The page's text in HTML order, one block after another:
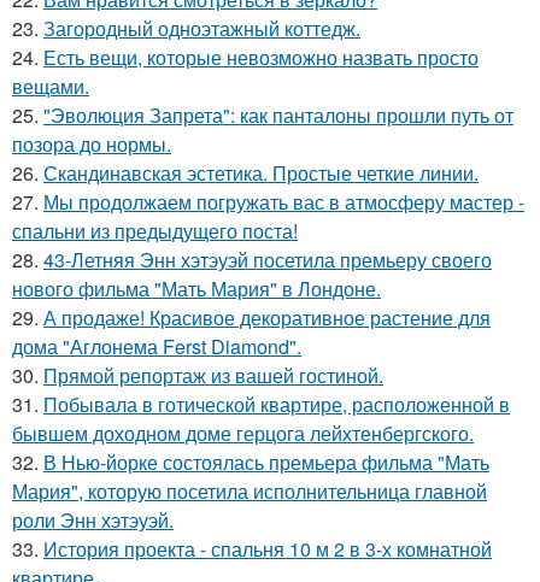
23. Загородный одноэтажный коттедж.
24. Есть вещи, которые невозможно назвать просто
вещами.
25. "Эволюция Запрета": как панталоны прошли путь от
позора до нормы.
26. Скандинавская эстетика. Простые четкие линии.
27. Мы продолжаем погружать вас в атмосферу мастер -
спальни из предыдущего поста!
28. 43-Летняя Энн хэтэуэй посетила премьеру своего
нового фильма "Мать Мария" в Лондоне.
29. А продаже! Красивое декоративное растение для
дома "Аглонема Ferst Diamond".
30. Прямой репортаж из вашей гостиной.
31. Побывала в готической квартире, расположенной в
бывшем доходном доме герцога лейхтенбергского.
32. В Нью-йорке состоялась премьера фильма "Мать
Мария", которую посетила исполнительница главной
роли Энн хэтэуэй.
33. История проекта - спальня 10 м 2 в 3-х комнатной